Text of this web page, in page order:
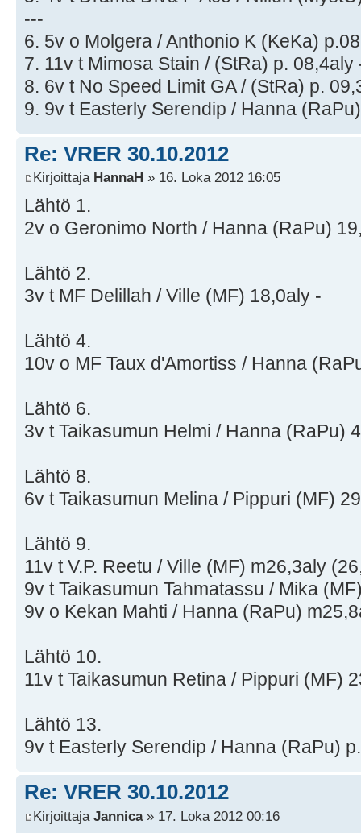
---
6. 5v o Molgera / Anthonio K (KeKa)
7. 11v t Mimosa Stain / (StRa) p. 08,4aly
8. 6v t No Speed Limit GA / (StRa) p.
9. 9v t Easterly Serendip / Hanna
Re: VRER 30.10.2012
Kirjoittaja HannaH » 16. Loka 2012 16:05
Lähtö 1.
2v o Geronimo North / Hanna (RaPu)
Lähtö 2.
3v t MF Delillah / Ville (MF) 18,0aly -
Lähtö 4.
10v o MF Taux d'Amortiss / Hanna
Lähtö 6.
3v t Taikasumun Helmi / Hanna (RaPu)
Lähtö 8.
6v t Taikasumun Melina / Pippuri (MF)
Lähtö 9.
11v t V.P. Reetu / Ville (MF) m26,3aly
9v t Taikasumun Tahmatassu / Mika
9v o Kekan Mahti / Hanna (RaPu)
Lähtö 10.
11v t Taikasumun Retina / Pippuri (MF)
Lähtö 13.
9v t Easterly Serendip / Hanna (RaPu)
Re: VRER 30.10.2012
Kirjoittaja Jannica» 17. Loka 2012 00:16